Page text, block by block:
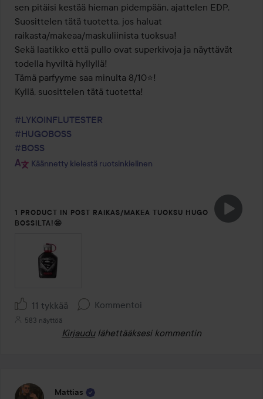
sen pitäisi kestää hieman pidempään, ajattelen EDP.
Suosittelen tätä tuotetta, jos haluat
raikasta/makeaa/maskuliinista tuoksua!
Sekä laatikko että pullo ovat superkivoja ja näyttävät
todella hyviltä hyllyllä!
Tämä parfyyme saa minulta 8/10⭐️!
Kyllä, suosittelen tätä tuotetta!
#LYKOINFLUTESTER
#HUGOBOSS
#BOSS
Käännetty kielestä ruotsinkielinen
1 PRODUCT IN POST RAIKAS/MAKEA TUOKSU HUGO
BOSSILTA!🤩
11 tykkää Kommentoi
583 näyttöä
Kirjaudu lähettääksesi kommentin
Mattias